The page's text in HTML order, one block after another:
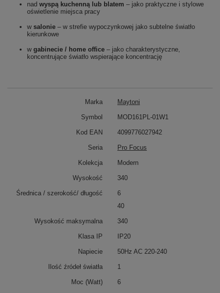
nad wyspą kuchenną lub blatem – jako praktyczne i stylowe
oświetlenie miejsca pracy
w salonie – w strefie wypoczynkowej jako subtelne światło
kierunkowe
w gabinecie / home office – jako charakterystyczne,
koncentrujące światło wspierające koncentrację
Marka Maytoni
Symbol MOD161PL-01W1
Kod EAN 4099776027942
Seria Pro Focus
Kolekcja Modern
Wysokość 340
Średnica / szerokość/ długość
6
40
Wysokość maksymalna 340
Klasa IP IP20
Napiecie 50Hz AC 220-240
Ilość źródeł światła 1
Moc (Watt) 6